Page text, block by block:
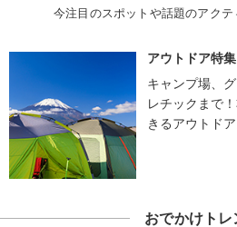
今注目のスポットや話題のアク
アウトドア特集
キャンプ場、
レチックまで
きるアウトド
おでかけトレ